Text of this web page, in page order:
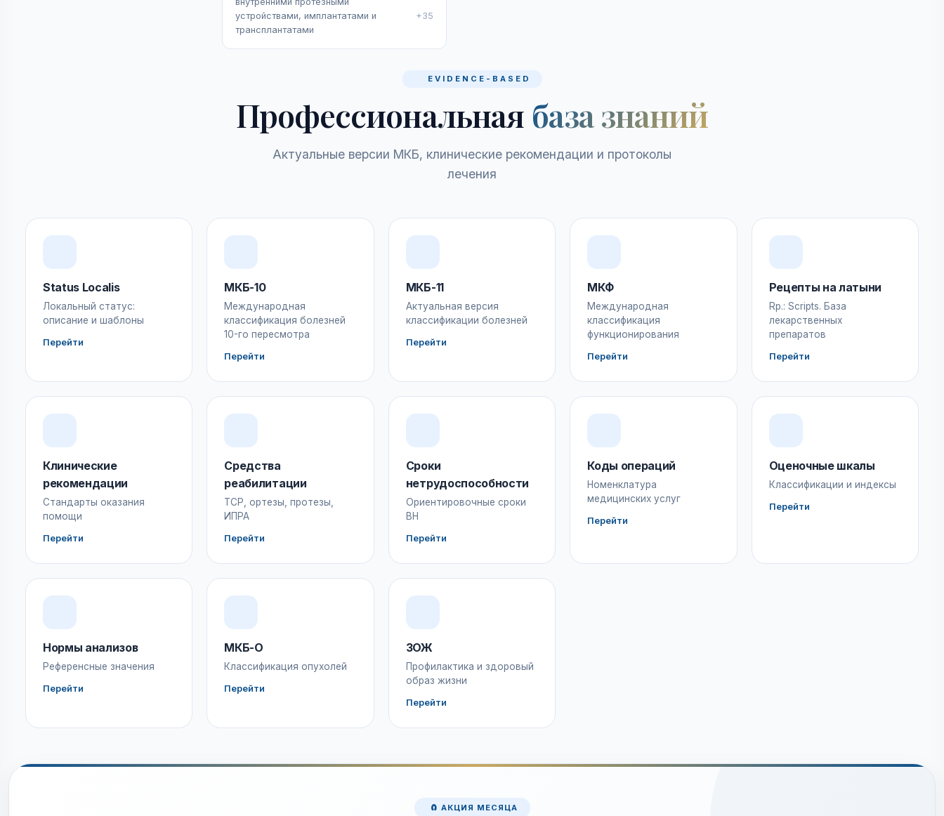
устройствами, имплантатами и
трансплантатами
+35
EVIDENCE-BASED
Профессиональная база знаний
Актуальные версии МКБ, клинические рекомендации и протоколы
лечения
Status Localis
Локальный статус:
описание и шаблоны
Перейти
МКБ-10
Международная
классификация болезней
10-го пересмотра
Перейти
МКБ-11
Актуальная версия
классификации болезней
Перейти
МКФ
Международная
классификация
функционирования
Перейти
Рецепты на латыни
Rp.: Scripts. База
лекарственных
препаратов
Перейти
Клинические
рекомендации
Стандарты оказания
помощи
Перейти
Средства
реабилитации
ТСР, ортезы, протезы,
ИПРА
Перейти
Сроки
нетрудоспособности
Ориентировочные сроки
ВН
Перейти
Коды операций
Номенклатура
медицинских услуг
Перейти
Оценочные шкалы
Классификации и индексы
Перейти
Нормы анализов
Референсные значения
Перейти
МКБ-О
Классификация опухолей
Перейти
ЗОЖ
Профилактика и здоровый
образ жизни
Перейти
🧲 АКЦИЯ МЕСЯЦА